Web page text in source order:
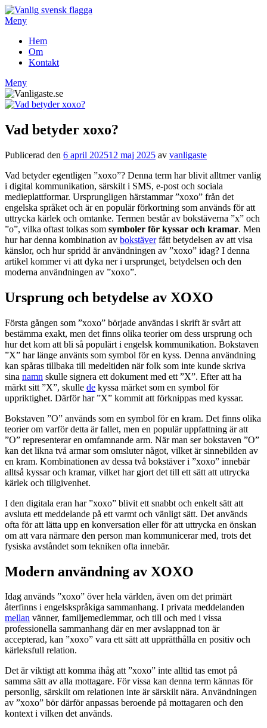
Hoppa
till
Meny
Hem
Om
Kontakt
Meny
Vad betyder xoxo?
Publicerad den 6 april 202512 maj 2025 av vanligaste
Vad betyder egentligen ”xoxo”? Denna term har blivit alltmer vanlig
i digital kommunikation, särskilt i SMS, e-post och sociala
medieplattformar. Ursprungligen härstammar ”xoxo” från det
engelska språket och är en populär förkortning som används för att
uttrycka kärlek och omtanke. Termen består av bokstäverna ”x” och
”o”, vilka oftast tolkas som symboler för kyssar och kramar. Men
hur har denna kombination av bokstäverfått betydelsen av att visa
känslor, och hur spridd är användningen av ”xoxo” idag? I denna
artikel kommer vi att dyka ner i ursprunget, betydelsen och den
moderna användningen av ”xoxo”.
Ursprung och betydelse av XOXO
Första gången som ”xoxo” började användas i skrift är svårt att
bestämma exakt, men det finns olika teorier om dess ursprung och
hur det kom att bli så populärt i engelsk kommunikation. Bokstaven
”X” har länge använts som symbol för en kyss. Denna användning
kan spåras tillbaka till medeltiden när folk som inte kunde skriva
sina namn skulle signera ett dokument med ett ”X”. Efter att ha
märkt sitt ”X”, skulle de kyssa märket som en symbol för
uppriktighet. Därför har ”X” kommit att förknippas med kyssar.
Bokstaven ”O” används som en symbol för en kram. Det finns olika
teorier om varför detta är fallet, men en populär uppfattning är att
”O” representerar en omfamnande arm. När man ser bokstaven ”O”
kan det likna två armar som omsluter något, vilket är sinnebilden av
en kram. Kombinationen av dessa två bokstäver i ”xoxo” innebär
alltså kyssar och kramar, vilket har gjort det till ett sätt att uttrycka
kärlek och tillgivenhet.
I den digitala eran har ”xoxo” blivit ett snabbt och enkelt sätt att
avsluta ett meddelande på ett varmt och vänligt sätt. Det används
ofta för att lätta upp en konversation eller för att uttrycka en önskan
om att vara närmare den person man kommunicerar med, trots det
fysiska avståndet som tekniken ofta innebär.
Modern användning av XOXO
Idag används ”xoxo” över hela världen, även om det primärt
återfinns i engelskspråkiga sammanhang. I privata meddelanden
mellan vänner, familjemedlemmar, och till och med i vissa
professionella sammanhang där en mer avslappnad ton är
accepterad, kan ”xoxo” vara ett sätt att upprätthålla en positiv och
kärleksfull relation.
Det är viktigt att komma ihåg att ”xoxo” inte alltid tas emot på
samma sätt av alla mottagare. För vissa kan denna term kännas för
personlig, särskilt om relationen inte är särskilt nära. Användningen
av ”xoxo” bör därför anpassas beroende på mottagaren och den
kontext i vilken det används.